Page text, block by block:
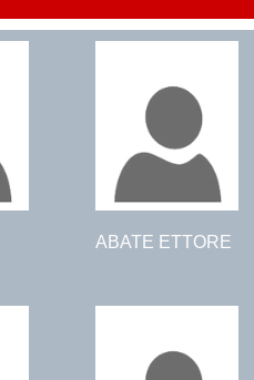
ABATE ETTORE